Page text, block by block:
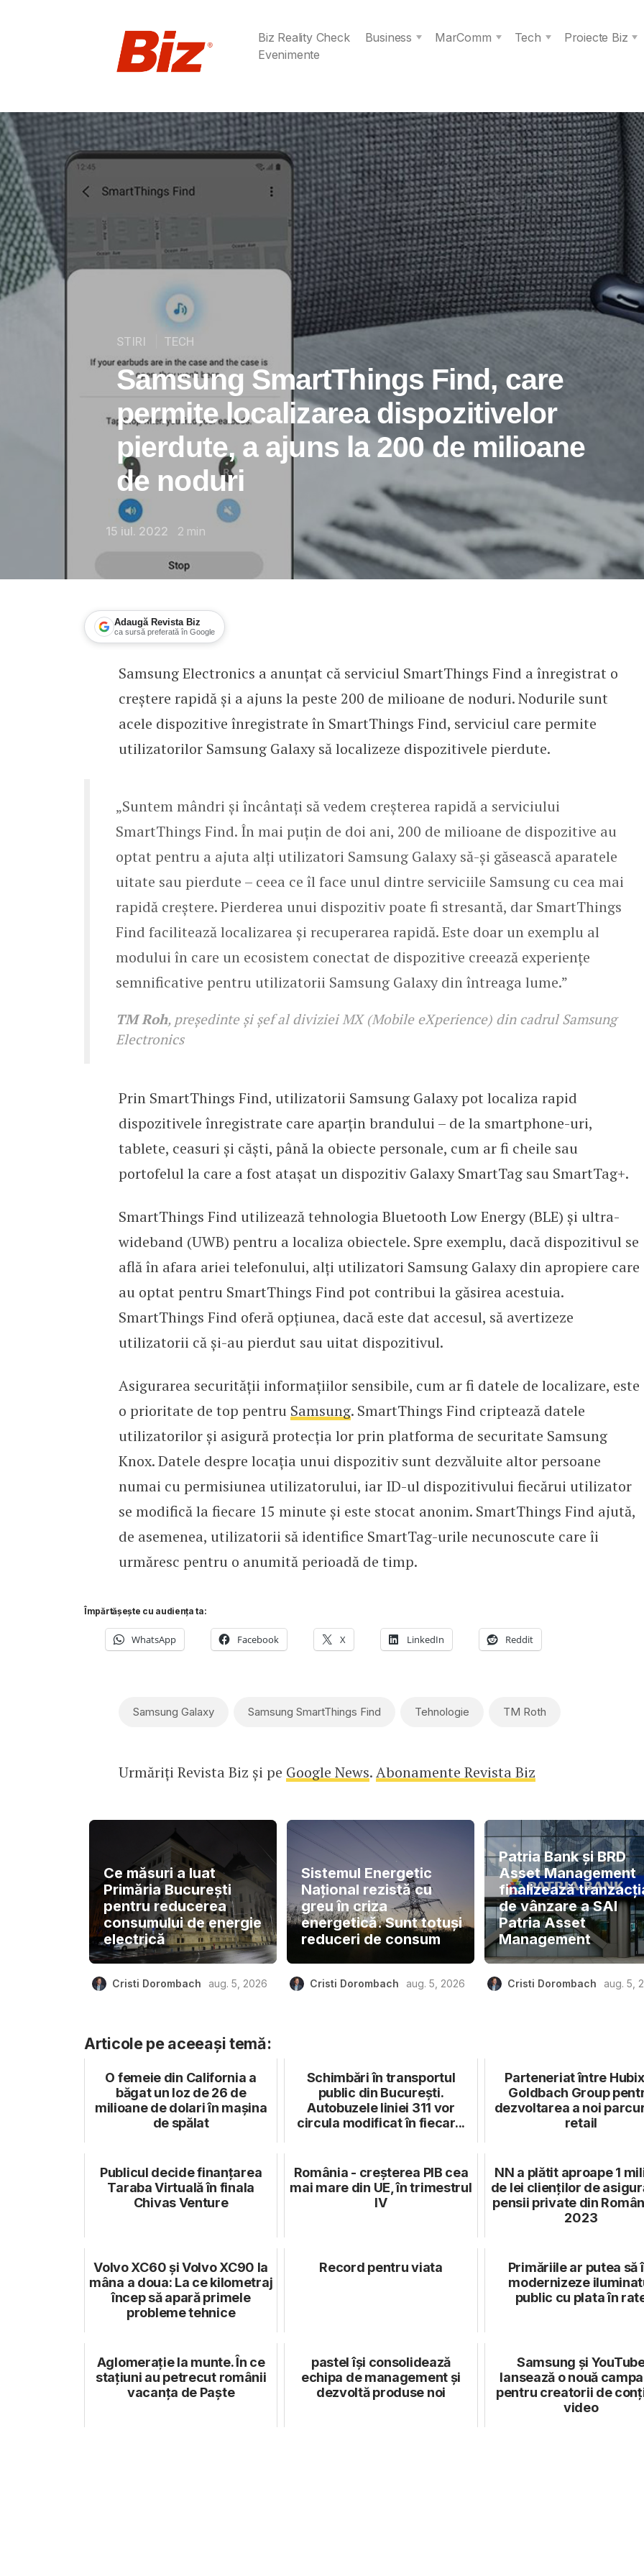
Biz Reality Check Business MarComm Tech
Proiecte Biz
Evenimente
STIRI TECH
Samsung SmartThings Find, care
permite localizarea dispozitivelor
pierdute, a ajuns la 200 de milioane
de noduri
15 iul. 2022 2 min
Adaugă Revista Biz
ca sursă preferată în Google
Samsung SmartThings Find, care permite localizarea
Samsung Electronics a anunțat că serviciul SmartThings Find a înregistrat o
creștere rapidă și a ajuns la peste 200 de milioane de noduri. Nodurile sunt
acele dispozitive înregistrate în SmartThings Find, serviciul care permite
utilizatorilor Samsung Galaxy să localizeze dispozitivele pierdute.
„Suntem mândri și încântați să vedem creșterea rapidă a serviciului
SmartThings Find. În mai puțin de doi ani, 200 de milioane de dispozitive au
optat pentru a ajuta alți utilizatori Samsung Galaxy să-și găsească aparatele
uitate sau pierdute – ceea ce îl face unul dintre serviciile Samsung cu cea mai
rapidă creștere. Pierderea unui dispozitiv poate fi stresantă, dar SmartThings
Find facilitează localizarea și recuperarea rapidă. Este doar un exemplu al
modului în care un ecosistem conectat de dispozitive creează experiențe
semnificative pentru utilizatorii Samsung Galaxy din întreaga lume.”
TM Roh, președinte și șef al diviziei MX (Mobile eXperience) din cadrul Samsung
Electronics
Prin SmartThings Find, utilizatorii Samsung Galaxy pot localiza rapid
dispozitivele înregistrate care aparțin brandului – de la smartphone-uri,
tablete, ceasuri și căști, până la obiecte personale, cum ar fi cheile sau
portofelul la care a fost atașat un dispozitiv Galaxy SmartTag sau SmartTag+.
SmartThings Find utilizează tehnologia Bluetooth Low Energy (BLE) și ultra-
wideband (UWB) pentru a localiza obiectele. Spre exemplu, dacă dispozitivul se
află în afara ariei telefonului, alți utilizatori Samsung Galaxy din apropiere care
au optat pentru SmartThings Find pot contribui la găsirea acestuia.
SmartThings Find oferă opțiunea, dacă este dat accesul, să avertizeze
utilizatorii că și-au pierdut sau uitat dispozitivul.
Asigurarea securității informațiilor sensibile, cum ar fi datele de localizare, este
o prioritate de top pentru Samsung. SmartThings Find criptează datele
utilizatorilor și asigură protecția lor prin platforma de securitate Samsung
Knox. Datele despre locația unui dispozitiv sunt dezvăluite altor persoane
numai cu permisiunea utilizatorului, iar ID-ul dispozitivului fiecărui utilizator
se modifică la fiecare 15 minute și este stocat anonim. SmartThings Find ajută,
de asemenea, utilizatorii să identifice SmartTag-urile necunoscute care îi
urmăresc pentru o anumită perioadă de timp.
Împărtășește cu audiența ta:
WhatsApp Facebook X LinkedIn Reddit
Samsung Galaxy Samsung SmartThings Find Tehnologie TM Roth
Urmăriți Revista Biz și pe Google News.Abonamente Revista Biz
Ce măsuri a luat
Primăria București
pentru reducerea
consumului de energie
electrică
Cristi Dorombach aug. 5, 2026
Sistemul Energetic
Național rezistă cu
greu în criza
energetică. Sunt totuși
reduceri de consum
Cristi Dorombach aug. 5, 2026
Patria Bank și BRD
Asset Management
finalizează
de vânzare a SAI
Patria Asset
Management
Cristi Dorombach aug. 5,
Articole pe aceeași temă:
O femeie din California a
băgat un loz de 26 de
milioane de dolari în mașina
de spălat
Schimbări în transportul
public din București.
Autobuzele liniei 311 vor
circula modificat în fiecar...
Parteneriat între
Goldbach Group
dezvoltarea a noi
retail
Publicul decide finanțarea
Taraba Virtuală în finala
Chivas Venture
România - creșterea PIB cea
mai mare din UE, în trimestrul
IV
NN a plătit aproape 1
de lei clienților de
pensii private din
2023
Volvo XC60 și Volvo XC90 la
mâna a doua: La ce kilometraj
încep să apară primele
probleme tehnice
Record pentru viata
Primăriile ar putea să
modernizeze
public cu plata în
Aglomerație la munte. În ce
stațiuni au petrecut românii
vacanța de Paște
pastel își consolidează
echipa de management și
dezvoltă produse noi
Samsung și
lansează o nouă
pentru creatorii de
video